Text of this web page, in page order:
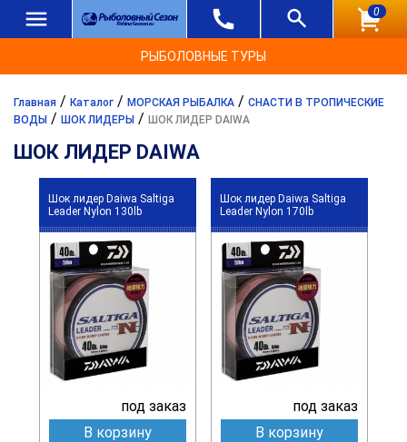
0
РЫБОЛОВНЫЕ ТУРЫ
Главная / Каталог / МОРСКАЯ РЫБАЛКА / СНАСТИ В ТРОПИЧЕСКИЕ
ВОДЫ / ШОК ЛИДЕРЫ / ШОК ЛИДЕР DAIWA
ШОК ЛИДЕР DAIWA
Шок лидер Daiwa Saltiga
Leader Nylon 130lb
под заказ
В корзину
Шок лидер Daiwa Saltiga
Leader Nylon 170lb
под заказ
В корзину